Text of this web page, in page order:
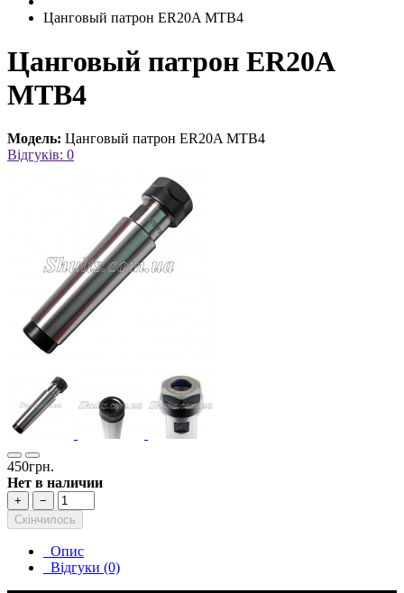
Цанговый патрон ER20A MTB4
Цанговый патрон ER20A
MTB4
Модель: Цанговый патрон ER20A MTB4
Відгуків: 0
450грн.
Нет в наличии
+
−
Скінчилось
Опис
Відгуки (0)